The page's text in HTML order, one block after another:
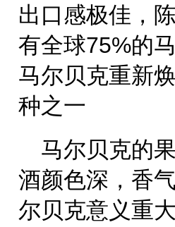
出口感极佳，
有全球75%的
马尔贝克重新
种之一
马尔贝克的
酒颜色深，香
尔贝克意义重